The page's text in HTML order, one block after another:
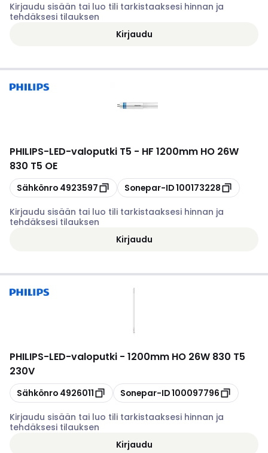
Kirjaudu sisään tai luo tili tarkistaaksesi hinnan ja
tehdäksesi tilauksen
Kirjaudu
PHILIPS-LED-valoputki T5 - HF 1200mm HO 26W
830 T5 OE
Kopioi
Sähkönro 4923597 Kopioi
Sonepar-ID100173228
Kirjaudu sisään tai luo tili tarkistaaksesi hinnan ja
tehdäksesi tilauksen
Kirjaudu
PHILIPS-LED-valoputki - 1200mm HO 26W 830 T5
230V
Kopioi
Sähkönro 4926011 Kopioi
Sonepar-ID100097796
Kirjaudu sisään tai luo tili tarkistaaksesi hinnan ja
tehdäksesi tilauksen
Kirjaudu